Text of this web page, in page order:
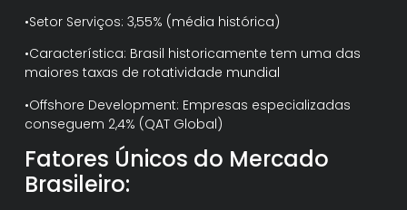
•Setor Serviços: 3,55% (média histórica)
•Característica: Brasil historicamente tem uma das
maiores taxas de rotatividade mundial
•Offshore Development: Empresas especializadas
conseguem 2,4% (QAT Global)
Fatores Únicos do Mercado
Brasileiro: